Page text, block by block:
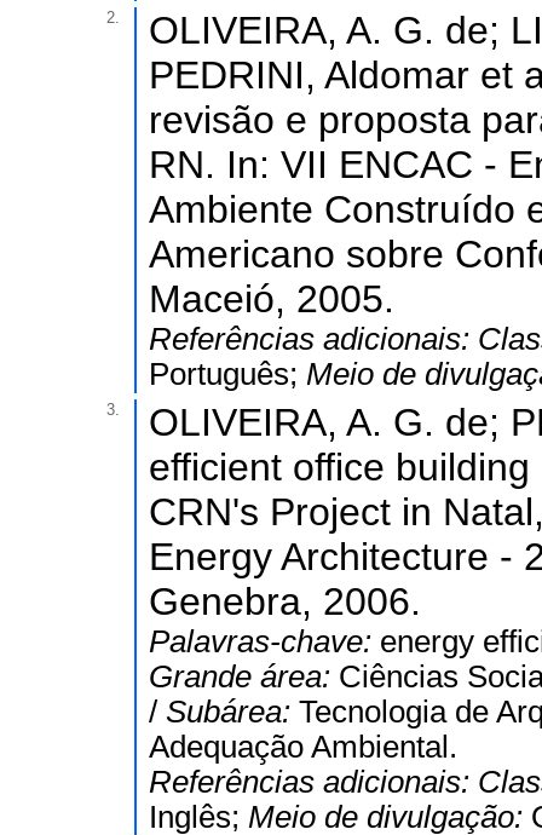
2.
OLIVEIRA, A. G. de;
PEDRINI, Aldomar et
revisão e proposta
RN. In: VII ENCAC -
Ambiente Construído
Americano sobre
Maceió, 2005.
Referências adicionais:
Português; Meio de
3.
OLIVEIRA, A. G. de;
efficient office
CRN's Project in
Energy Architecture -
Genebra, 2006.
Palavras-chave: energy
Grande área: Ciências
/ Subárea: Tecnologia de
Adequação Ambiental.
Referências adicionais:
Inglês; Meio de divulgação: